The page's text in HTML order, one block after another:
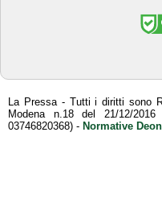
La Pressa - Tutti i diritti sono
Modena n.18 del 21/12/
03746820368) - Normative